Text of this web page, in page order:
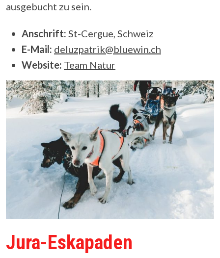
ausgebucht zu sein.
Anschrift: St-Cergue, Schweiz
E-Mail: deluzpatrik@bluewin.ch
Website: Team Natur
Jura-Eskapaden